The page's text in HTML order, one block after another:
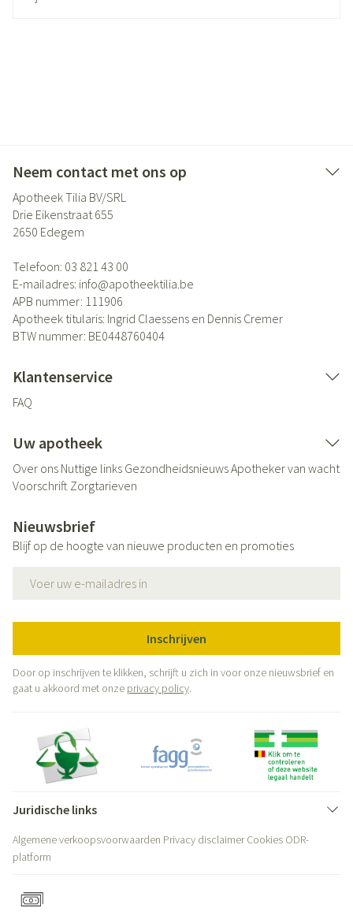
Neem contact met ons op
Apotheek Tilia BV/SRL
Drie Eikenstraat 655
2650 Edegem
Telefoon: 03 821 43 00
E-mailadres: info@apotheektilia.be
APB nummer: 111906
Apotheek titularis: Ingrid Claessens en Dennis Cremer
BTW nummer: BE0448760404
Klantenservice
FAQ
Uw apotheek
Over ons Nuttige links GezondheidsnieuwsApotheker van wacht
Voorschrift Zorgtarieven
Nieuwsbrief
Blijf op de hoogte van nieuwe producten en promoties
Inschrijven
Door op inschrijven te klikken, schrijft u zich in voor onze nieuwsbrief en
gaat u akkoord met onze privacy policy.
Juridische links
Algemene verkoopsvoorwaarden Privacy disclaimer Cookies ODR-
platform